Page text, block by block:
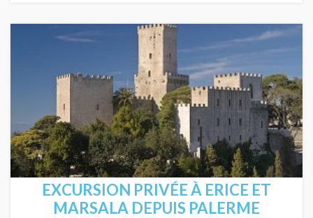
EXCURSION PRIVÉE À ERICE ET
MARSALA DEPUIS PALERME